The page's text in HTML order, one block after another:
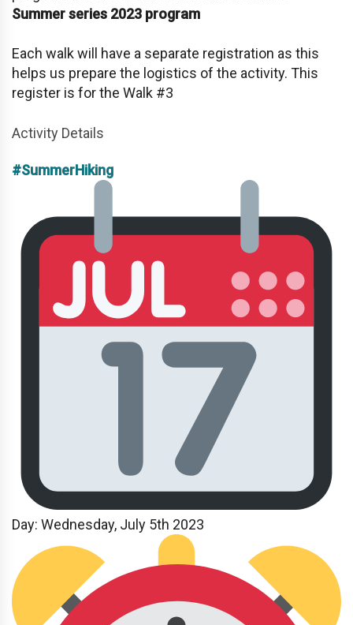
Summer series 2023 program
Each walk will have a separate registration as this
helps us prepare the logistics of the activity. This
register is for the Walk #3
Activity Details
#SummerHiking
Day: Wednesday, July 5th 2023